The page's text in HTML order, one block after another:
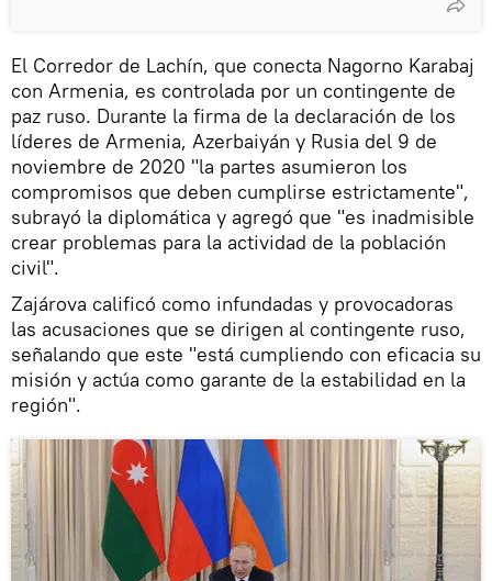
El Corredor de Lachín, que conecta Nagorno Karabaj
con Armenia, es controlada por un contingente de
paz ruso. Durante la firma de la declaración de los
líderes de Armenia, Azerbaiyán y Rusia del 9 de
noviembre de 2020 "la partes asumieron los
compromisos que deben cumplirse estrictamente",
subrayó la diplomática y agregó que "es inadmisible
crear problemas para la actividad de la población
civil".
Zajárova calificó como infundadas y provocadoras
las acusaciones que se dirigen al contingente ruso,
señalando que este "está cumpliendo con eficacia su
misión y actúa como garante de la estabilidad en la
región".